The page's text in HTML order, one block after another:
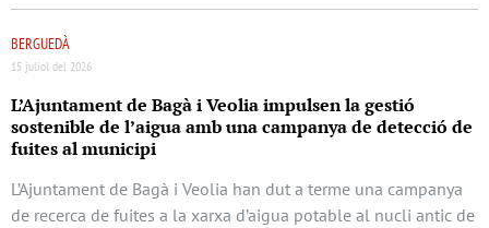
BERGUEDÀ
15 juliol del 2026
L’Ajuntament de Bagà i Veolia impulsen la gestió
sostenible de l’aigua amb una campanya de detecció de
fuites al municipi
L’Ajuntament de Bagà i Veolia han dut a terme una campanya
de recerca de fuites a la xarxa d’aigua potable al nucli antic de